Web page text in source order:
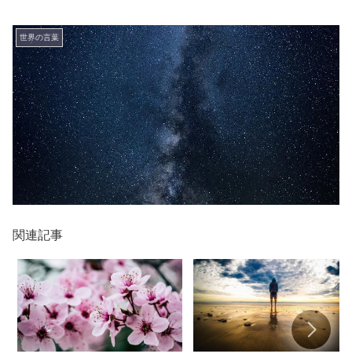
世界の言葉
関連記事